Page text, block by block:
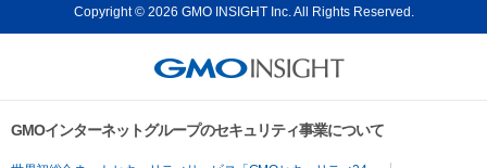
Copyright © 2026 GMO INSIGHT Inc. All Rights Reserved.
GMOインターネットグループのセキュリティ事業について